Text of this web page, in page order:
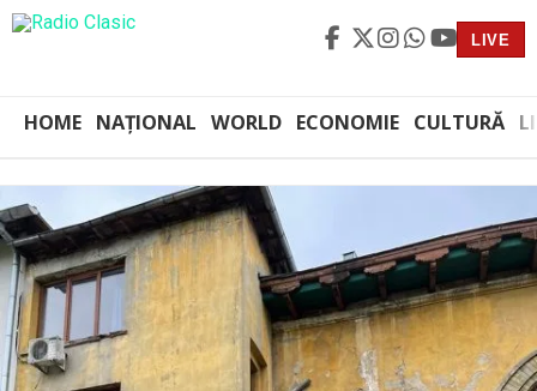
LIVE
HOME NAȚIONAL WORLD ECONOMIE CULTURĂ